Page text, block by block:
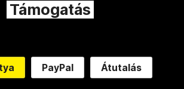
Támogatás
PayPal Átutalás